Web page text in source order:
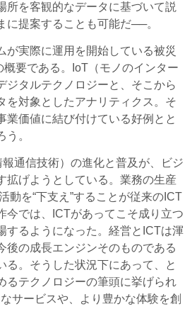
所を客観的なデータに基づいて説
に提案することも可能だ──。
実際に運用を開始している被災
要である。IoT（モノのインター
ジタルテクノロジーと、そこから
を対象としたアナリティクス。そ
業価値に結び付けている好例とと
。
通信技術）の進化と普及が、ビジ
拡げようとしている。業務の生産
動を“下支え”することが従来のICT
今では、ICTがあってこそ成り立つ
するようになった。経営とICTは渾
後の成長エンジンそのものである
る。そうした状況下にあって、と
るテクノロジーの筆頭に挙げられ
サービスや、より豊かな体験を創